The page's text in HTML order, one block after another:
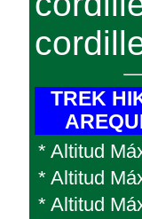
TREK
* Altitud
* Altitud
* Altitud